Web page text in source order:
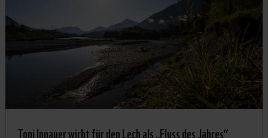
Toni Innauer wirbt für den Lech als „Fluss des Jahres“